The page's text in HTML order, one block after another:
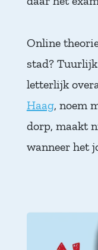
Online
stad?
letterlijk
Haag, noem
dorp, maakt
wanneer het